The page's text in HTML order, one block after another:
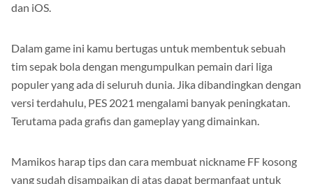
dan iOS.
Dalam game ini kamu bertugas untuk membentuk sebuah
tim sepak bola dengan mengumpulkan pemain dari liga
populer yang ada di seluruh dunia. Jika dibandingkan dengan
versi terdahulu, PES 2021 mengalami banyak peningkatan.
Terutama pada grafis dan gameplay yang dimainkan.
Mamikos harap tips dan cara membuat nickname FF kosong
yang sudah disampaikan di atas dapat bermanfaat untuk